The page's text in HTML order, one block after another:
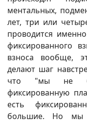
ментальных,
лет, три или
проводится
фиксированного
взноса вообще,
делают шаг
что "мы не
фиксированную
есть
большие. Но мы